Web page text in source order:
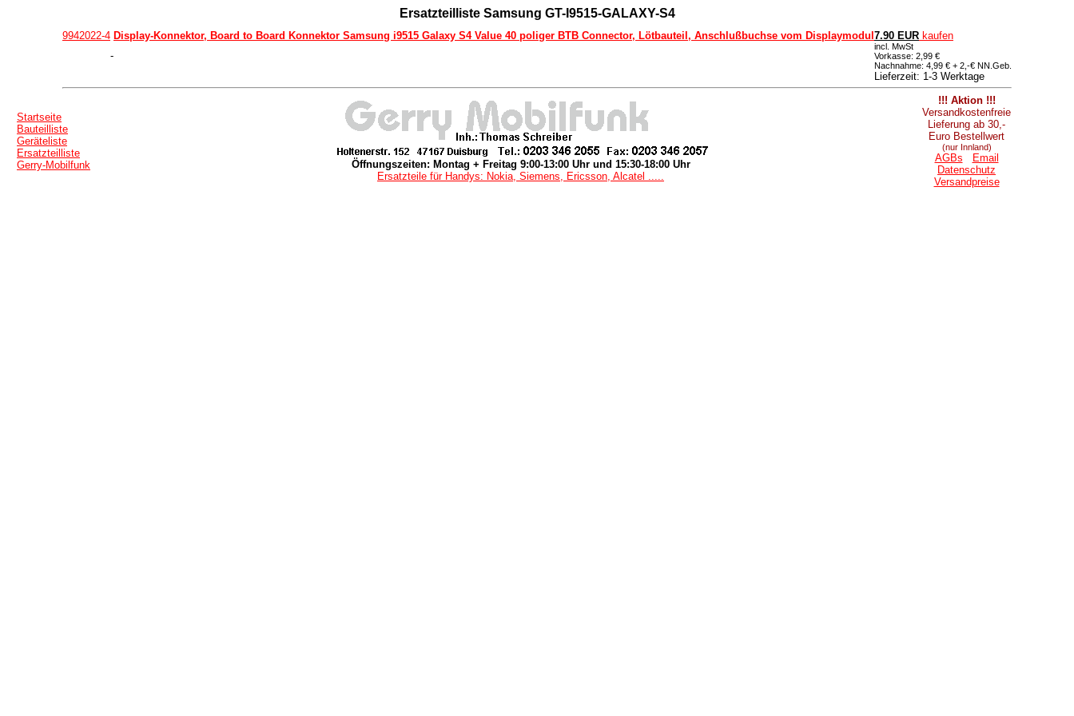
Ersatzteilliste Samsung GT-I9515-GALAXY-S4
9942022-4
-
Display-Konnektor, Board to Board Konnektor Samsung i9515 Galaxy S4 Value 40 poliger BTB Connector, Lötbauteil, Anschlußbuchse vom Displaymodul7.90 EUR kaufen
incl. MwSt
Vorkasse: 2,99 €
Nachnahme: 4,99 € + 2,-€ NN.Geb.
Lieferzeit: 1-3 Werktage
Startseite
Bauteilliste
Geräteliste
Ersatzteilliste
Gerry-Mobilfunk
Öffnungszeiten: Montag + Freitag 9:00-13:00 Uhr und 15:30-18:00 Uhr
Ersatzteile für Handys: Nokia, Siemens, Ericsson, Alcatel .....
!!! Aktion !!!
Versandkostenfreie
Lieferung ab 30,-
Euro Bestellwert
(nur Innland)
AGBs
Email
Datenschutz
Versandpreise